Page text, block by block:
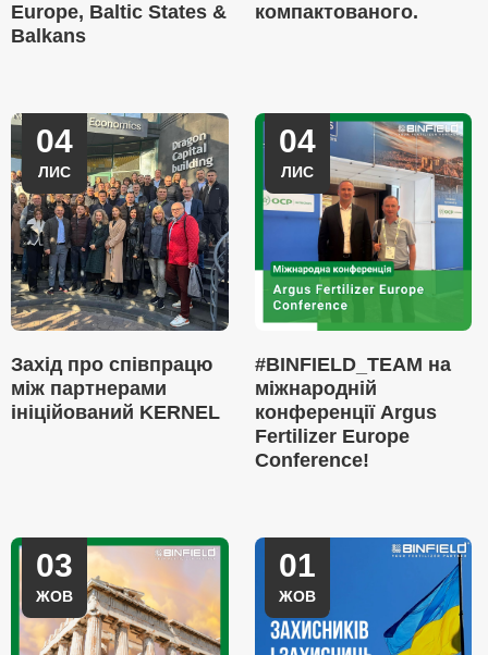
Europe, Baltic States &
Balkans
компактованого.
04
ЛИС
Захід про співпрацю
між партнерами
ініційований KERNEL
04
ЛИС
#BINFIELD_TEAM на
міжнародній
конференції Argus
Fertilizer Europe
Conference!
03
ЖОВ
01
ЖОВ